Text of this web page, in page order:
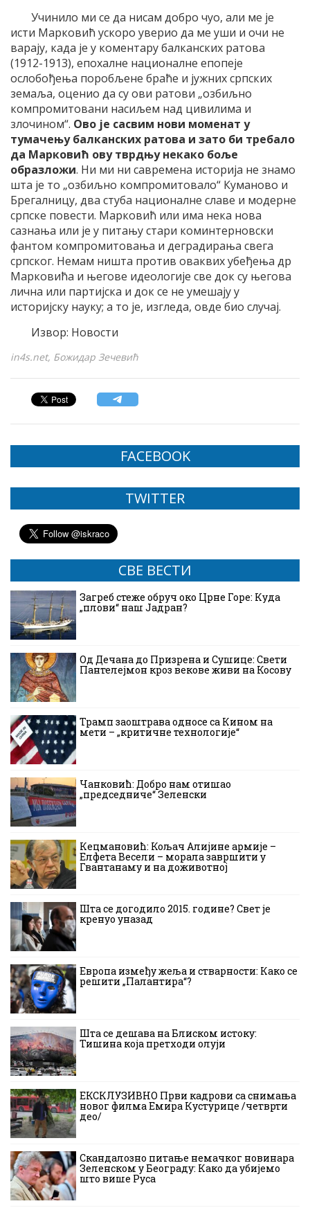
Учинило ми се да нисам добро чуо, али ме је
исти Марковић ускоро уверио да ме уши и очи не
варају, када је у коментару балканских ратова
(1912-1913), епохалне националне епопеје
ослобођења поробљене браће и јужних српских
земаља, оценио да су ови ратови „озбиљно
компромитовани насиљем над цивилима и
злочином“. Ово је сасвим нови моменат у
тумачењу балканских ратова и зато би требало
да Марковић ову тврдњу некако боље
образложи. Ни ми ни савремена историја не знамо
шта је то „озбиљно компромитовало“ Куманово и
Брегалницу, два стуба националне славе и модерне
српске повести. Марковић или има нека нова
сазнања или је у питању стари коминтерновски
фантом компромитовања и деградирања свега
српског. Немам ништа против оваквих убеђења др
Марковића и његове идеологије све док су његова
лична или партијска и док се не умешају у
историјску науку; а то је, изгледа, овде био случај.
Извор: Новости
in4s.net, Божидар Зечевић
FACEBOOK
TWITTER
СВЕ ВЕСТИ
Загреб стеже обруч око Црне Горе: Куда
„плови“ наш Јадран?
Од Дечана до Призрена и Сушице: Свети
Пантелејмон кроз векове живи на Косову
Трамп заоштрава односе са Кином на
мети – „критичне технологије“
Чанковић: Добро нам отишао
„председниче“ Зеленски
Кецмановић: Кољач Алијине армије –
Елфета Весели – морала завршити у
Гвантанаму и на доживотној
Шта се догодило 2015. године? Свет је
кренуо уназад
Европа између жеља и стварности: Како се
решити „Палантира“?
Шта се дешава на Блиском истоку:
Тишина која претходи олуји
ЕКСКЛУЗИВНО Први кадрови са снимања
новог филма Емира Кустурице /четврти
део/
Скандалозно питање немачког новинара
Зеленском у Београду: Како да убијемо
што више Руса